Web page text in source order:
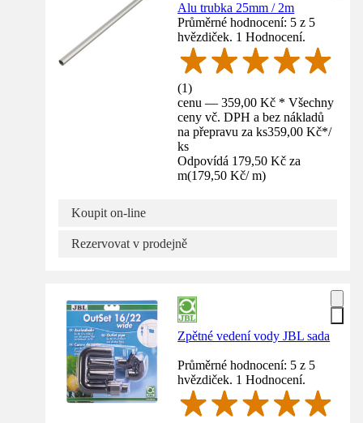
Alu trubka 25mm / 2m
Průměrné hodnocení: 5 z 5
hvězdiček. 1 Hodnocení.
(1)
cenu — 359,00 Kč * Všechny
ceny vč. DPH a bez nákladů
na přepravu za ks359,00 Kč*/
ks
Odpovídá 179,50 Kč za
m(179,50 Kč/ m)
Koupit on-line
Rezervovat v prodejně
Zpětné vedení vody JBL sada
Průměrné hodnocení: 5 z 5
hvězdiček. 1 Hodnocení.